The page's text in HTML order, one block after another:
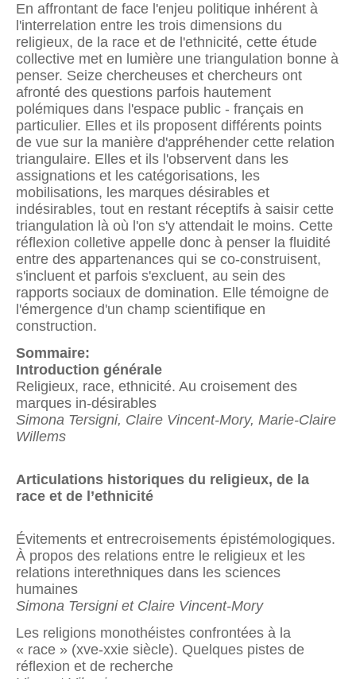
En affrontant de face l'enjeu politique inhérent à
l'interrelation entre les trois dimensions du
religieux, de la race et de l'ethnicité, cette étude
collective met en lumière une triangulation bonne à
penser. Seize chercheuses et chercheurs ont
afronté des questions parfois hautement
polémiques dans l'espace public - français en
particulier. Elles et ils proposent différents points
de vue sur la manière d'appréhender cette relation
triangulaire. Elles et ils l'observent dans les
assignations et les catégorisations, les
mobilisations, les marques désirables et
indésirables, tout en restant réceptifs à saisir cette
triangulation là où l'on s'y attendait le moins. Cette
réflexion colletive appelle donc à penser la fluidité
entre des appartenances qui se co-construisent,
s'incluent et parfois s'excluent, au sein des
rapports sociaux de domination. Elle témoigne de
l'émergence d'un champ scientifique en
construction.
Sommaire:
Introduction générale
Religieux, race, ethnicité. Au croisement des
marques in-désirables
Simona Tersigni, Claire Vincent-Mory, Marie-Claire
Willems
Articulations historiques du religieux, de la
race et de l’ethnicité
Évitements et entrecroisements épistémologiques.
À propos des relations entre le religieux et les
relations interethniques dans les sciences
humaines
Simona Tersigni et Claire Vincent-Mory
Les religions monothéistes confrontées à la
« race » (xve-xxie siècle). Quelques pistes de
réflexion et de recherche